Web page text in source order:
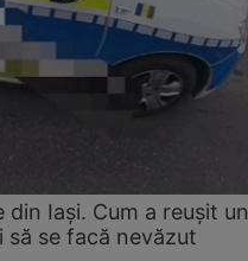
Iași. Cum a reușit un
se facă nevăzut